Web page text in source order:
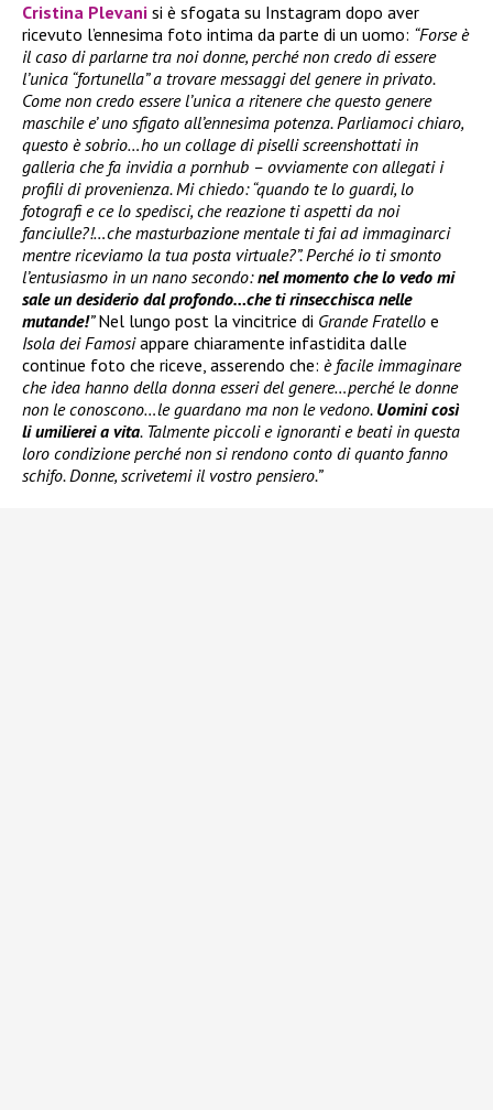
Cristina Plevani si è sfogata su Instagram dopo aver
ricevuto l’ennesima foto intima da parte di un uomo: “Forse è
il caso di parlarne tra noi donne, perché non credo di essere
l’unica “fortunella” a trovare messaggi del genere in privato.
Come non credo essere l’unica a ritenere che questo genere
maschile e’ uno sfigato all’ennesima potenza. Parliamoci chiaro,
questo è sobrio…ho un collage di piselli screenshottati in
galleria che fa invidia a pornhub – ovviamente con allegati i
profili di provenienza. Mi chiedo: “quando te lo guardi, lo
fotografi e ce lo spedisci, che reazione ti aspetti da noi
fanciulle?!…che masturbazione mentale ti fai ad immaginarci
mentre riceviamo la tua posta virtuale?”. Perché io ti smonto
l’entusiasmo in un nano secondo:nel momento che lo vedo mi
sale un desiderio dal profondo…che ti rinsecchisca nelle
mutande!”Nel lungo post la vincitrice di Grande Fratello e
Isola dei Famosiappare chiaramente infastidita dalle
continue foto che riceve, asserendo che: è facile immaginare
che idea hanno della donna esseri del genere…perché le donne
non le conoscono…le guardano ma non le vedono. Uomini così
li umilierei a vita. Talmente piccoli e ignoranti e beati in questa
loro condizione perché non si rendono conto di quanto fanno
schifo. Donne, scrivetemi il vostro pensiero.”